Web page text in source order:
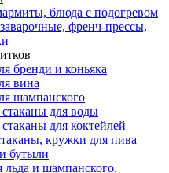
блюда с подогревом
френч-прессы,
бренди и коньяка
вина
шампанского
для воды
для коктейлей
кружки для пива
бутыли
льда и шампанского,